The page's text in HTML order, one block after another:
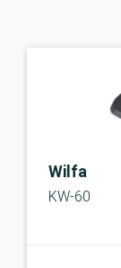
Wilfa
KW-60